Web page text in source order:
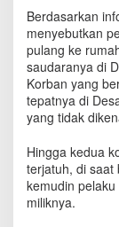
Berdasarkan
menyebutkan
pulang ke
saudaranya di
Korban yang
tepatnya di
yang tidak
Hingga kedua
terjatuh, di saat
kemudin
miliknya.